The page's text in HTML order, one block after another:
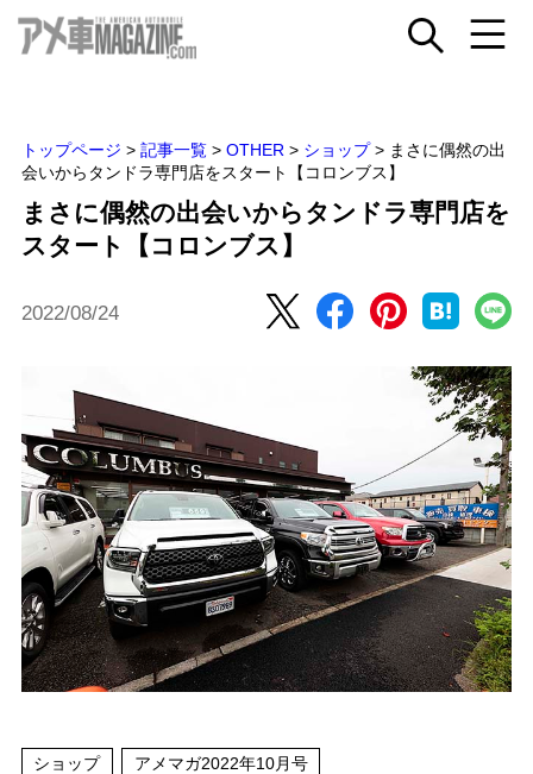
トップページ > 記事一覧 > OTHER > ショップ > まさに偶然の出
会いからタンドラ専門店をスタート【コロンブス】
まさに偶然の出会いからタンドラ専門店を
スタート【コロンブス】
2022/08/24
ショップ アメマガ2022年10月号